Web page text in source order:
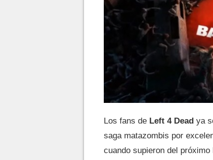
Los fans de Left 4 Dead ya
saga matazombis por
cuando supieron del próximo